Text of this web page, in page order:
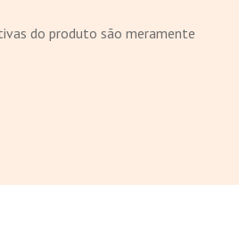
do produto são meramente